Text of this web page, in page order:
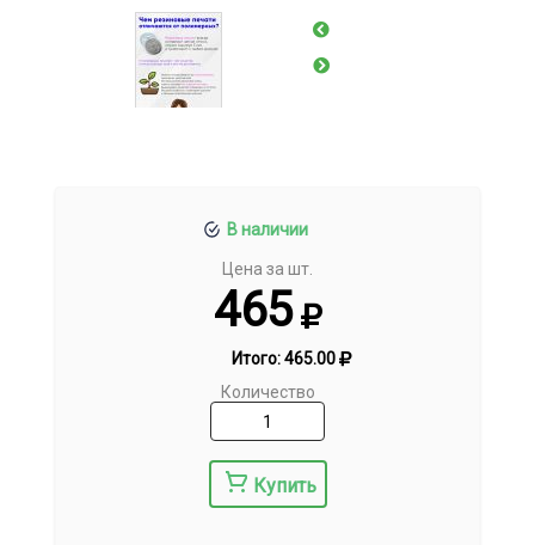
В наличии
Цена за шт.
465
Итого:465.00
Количество
Купить